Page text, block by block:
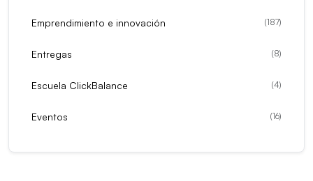
Emprendimiento e innovación (187)
Entregas (8)
Escuela ClickBalance (4)
Eventos (16)